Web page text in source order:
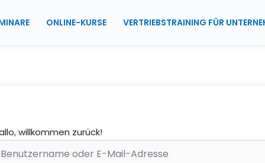
ONLINE-KURSE VERTRIEBSTRAINING FÜR
willkommen zurück!